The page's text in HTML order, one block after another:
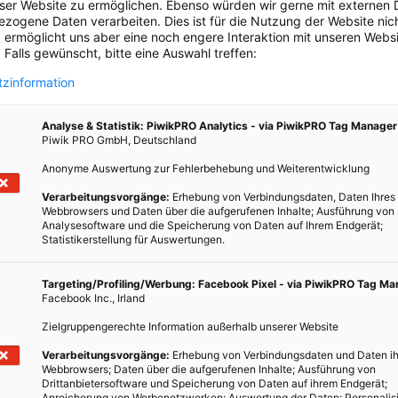
in all ihren Ausbaustufen schnellstmöglich in Betrieb zu
fertig gestellt und es werden Batterien hergestellt. Batterien,
selbst zu versorgen, denn Elon Musk hat schon vor einiger Zeit
und die Endmontage der Fahrzeuge an einem Platz zu
Vorstand der Tesla-Chef ebenfalls sitzt, geht man weiter in
zu produzieren, sondern auch Kraftwerksbetreiber zu sein.
erste und einzige voll integrierte Erneuerbare Energie-Firma der
mehr zumApple der Automobilindustrie
Produkte. Es wird schon spekuliert, dass es das Gesamtpaket
als Speicher zu Hause und das Elektroauto, dass autark
Supercharger-Netzwerk auch problemlos Langstrecken
der eigenen Infrastruktur laden zu müssen.
den alle Investoren sehr gerne hören, und alle, die
favorisieren und Kleinlösungen vorziehen,
Website zu ermöglichen. Ebenso würden wir gerne mit externen
Daten verarbeiten. Dies ist für die Nutzung der Website
ermöglicht uns aber eine noch engere Interaktion mit unseren
Falls gewünscht, bitte eine Auswahl treffen:
Analyse & Statistik: PiwikPRO Analytics - via PiwikPRO Tag Manager
Piwik PRO GmbH, Deutschland
Anonyme Auswertung zur Fehlerbehebung und Weiterentwicklung
Verarbeitungsvorgänge: Erhebung von Verbindungsdaten, Daten Ihres
Webbrowsers und Daten über die aufgerufenen Inhalte; Ausführung von
Analysesoftware und die Speicherung von Daten auf Ihrem Endgerät;
Statistikerstellung für Auswertungen.
Targeting/Profiling/Werbung: Facebook Pixel - via PiwikPRO Tag
Facebook Inc., Irland
Zielgruppengerechte Information außerhalb unserer Website
Verarbeitungsvorgänge: Erhebung von Verbindungsdaten und Daten
Webbrowsers; Daten über die aufgerufenen Inhalte; Ausführung von
Drittanbietersoftware und Speicherung von Daten auf ihrem Endgerät;